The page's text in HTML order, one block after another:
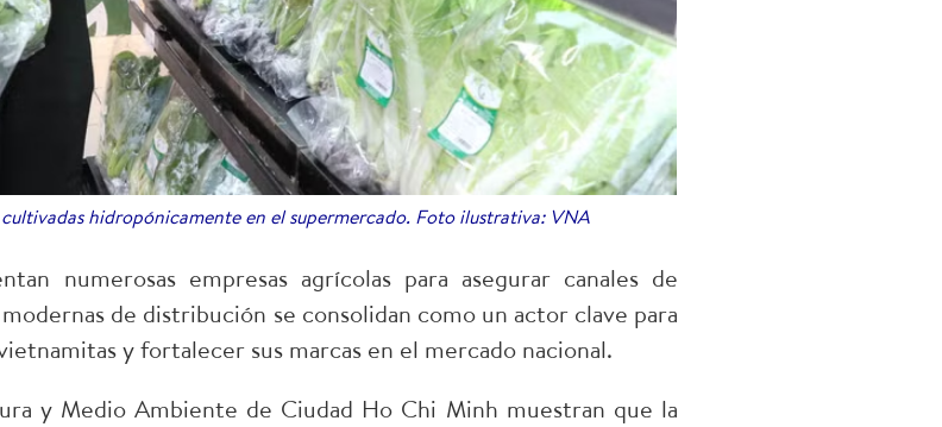
hidropónicamente en el supermercado. Foto ilustrativa: VNA
numerosas empresas agrícolas para asegurar canales de
de distribución se consolidan como un actor clave para
y fortalecer sus marcas en el mercado nacional.
y Medio Ambiente de Ciudad Ho Chi Minh muestran que la